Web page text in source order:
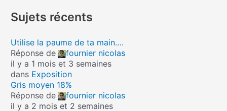
Sujets récents
Utilise la paume de ta main….
Réponse de
fournier nicolas
il y a 1 mois et 3 semaines
dans Exposition
Gris moyen 18%
Réponse de
fournier nicolas
il y a 2 mois et 2 semaines